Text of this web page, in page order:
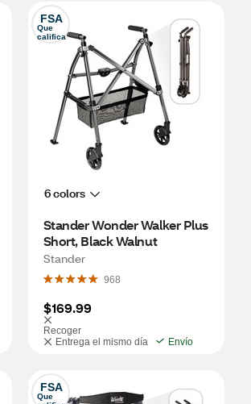
FSA
Que
califica
6 colors
Stander Wonder Walker Plus
Short, Black Walnut
Stander
968
$169.99
Recoger
Entrega el mismo día
Envío
FSA
Que